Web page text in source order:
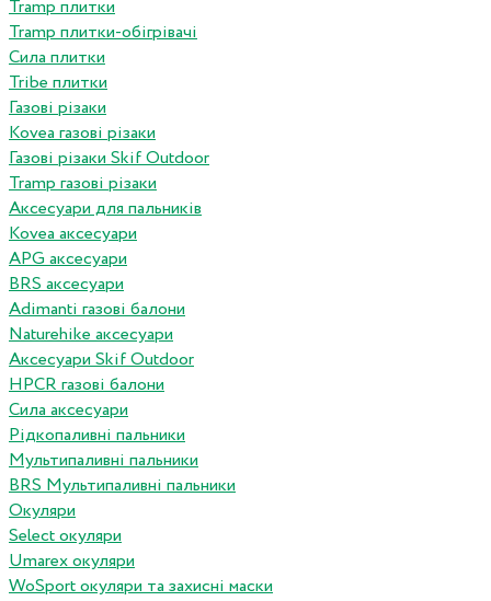
Tramp плитки
Tramp плитки-обігрівачі
Сила плитки
Tribe плитки
Газові різаки
Kovea газові різаки
Газові різаки Skif Outdoor
Tramp газові різаки
Аксесуари для пальників
Kovea аксесуари
APG аксесуари
BRS аксесуари
Adimanti газові балони
Naturehike аксесуари
Аксесуари Skif Outdoor
HPCR газові балони
Сила аксесуари
Рідкопаливні пальники
Мультипаливні пальники
BRS Мультипаливні пальники
Окуляри
Select окуляри
Umarex окуляри
WoSport окуляри та захисні маски